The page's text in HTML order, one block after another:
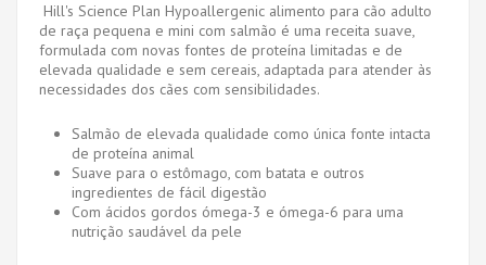
Hill's Science Plan Hypoallergenic alimento para cão adulto
de raça pequena e mini com salmão é uma receita suave,
formulada com novas fontes de proteína limitadas e de
elevada qualidade e sem cereais, adaptada para atender às
necessidades dos cães com sensibilidades.
Salmão de elevada qualidade como única fonte intacta
de proteína animal
Suave para o estômago, com batata e outros
ingredientes de fácil digestão
Com ácidos gordos ómega-3 e ómega-6 para uma
nutrição saudável da pele